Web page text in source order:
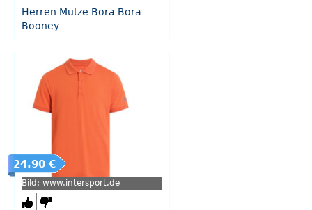
Herren Mütze Bora Bora
Booney
24.90 €
Bild: www.intersport.de